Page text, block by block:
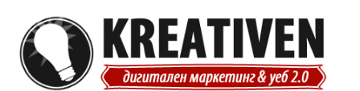
content